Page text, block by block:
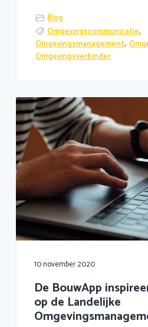
Blog
Omgevingscommunicatie,
Omgevingsmanagement,
Omgevingsverbinder
10 november 2020
De BouwApp
op de Landelijke